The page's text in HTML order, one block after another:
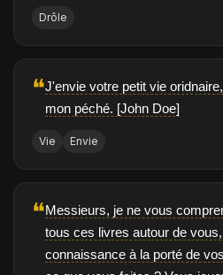
Drôle
❝J'envie votre petit vie
mon péché. [John Doe]
Vie Envie
❝Messieurs, je ne vous
tous ces livres autour de
connaissance à la porté de